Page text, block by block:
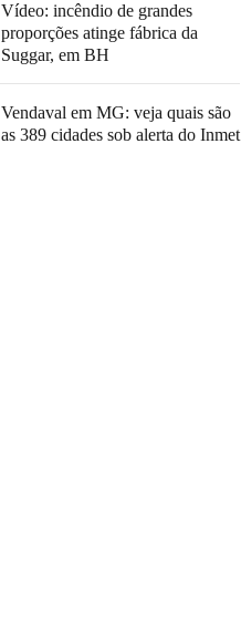
Vídeo: incêndio de grandes
proporções atinge fábrica da
Suggar, em BH
Vendaval em MG: veja quais são
as 389 cidades sob alerta do Inmet